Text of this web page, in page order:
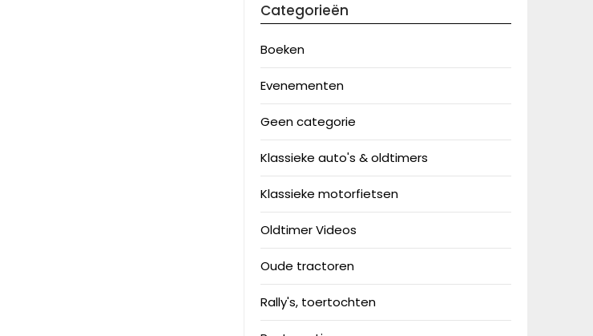
Categorieën
Boeken
Evenementen
Geen categorie
Klassieke auto's & oldtimers
Klassieke motorfietsen
Oldtimer Videos
Oude tractoren
Rally's, toertochten